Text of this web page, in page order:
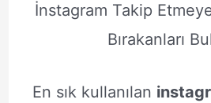
İnstagram Takip
Bırakanları
En sık kullanılan